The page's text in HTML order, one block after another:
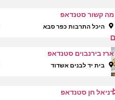
מה קשור סטנדאפ
היכל התרבות כפר סבא
ארז בירנבוים סטנדאפ
בית יד לבנים אשדוד
דניאל חן סטנדאפ